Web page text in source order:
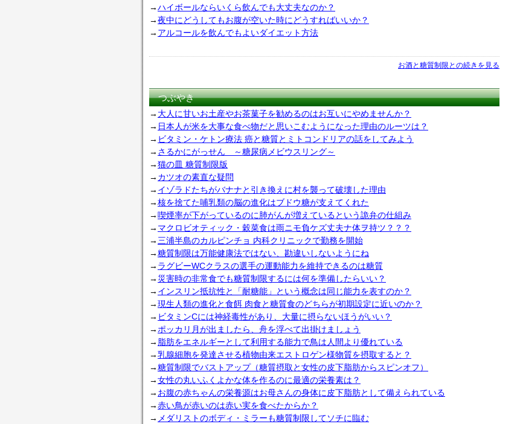
→ハイボールならいくら飲んでも大丈夫なのか？
→夜中にどうしてもお腹が空いた時にどうすればいいか？
→ アルコールを飲んでもよいダイエット方法
お酒と糖質制限との続きを見る
つぶやき
→ 大人に甘いお土産やお茶菓子を勧めるのはお互いにやめませんか？
→ 日本人が米を大事な食べ物だと思いこむようになった理由のルーツは？
→ ビタミン・ケトン療法 癌と糖質とミトコンドリアの話をしてみよう
→ さるかにがっせん ～糖尿病メビウスリング～
→猫の皿 糖質制限版
→ カツオの素直な疑問
→ イゾラドたちがバナナと引き換えに村を襲って破壊した理由
→核を捨てた哺乳類の脳の進化はブドウ糖が支えてくれた
→喫煙率が下がっているのに肺がんが増えているという詭弁の仕組み
→ マクロビオティック・穀菜食は雨ニモ負ケズ丈夫ナ体ヲ持ツ？？？
→ 三浦半島のカルピンチョ 内科クリニックで勤務を開始
→糖質制限は万能健康法ではない、勘違いしないようにね
→ ラグビーWCクラスの選手の運動能力を維持できるのは糖質
→ 災害時の非常食でも糖質制限するには何を準備したらいい？
→ インスリン抵抗性と「耐糖能」という概念は同じ能力を表すのか？
→現生人類の進化と食餌 肉食と糖質食のどちらが初期設定に近いのか？
→ ビタミンCには神経毒性があり、大量に摂らないほうがいい？
→ ポッカリ月が出ましたら、舟を浮べて出掛けましょう
→ 脂肪をエネルギーとして利用する能力で鳥は人間より優れている
→乳腺細胞を発達させる植物由来エストロゲン様物質を摂取すると？
→糖質制限でバストアップ（糖質摂取と女性の皮下脂肪からスピンオフ）
→女性の丸いふくよかな体を作るのに最適の栄養素は？
→ お腹の赤ちゃんの栄養源はお母さんの身体に皮下脂肪として備えられている
→赤い鳥が赤いのは赤い実を食べたからか？
→ メダリストのボディ・ミラーも糖質制限してソチに臨む